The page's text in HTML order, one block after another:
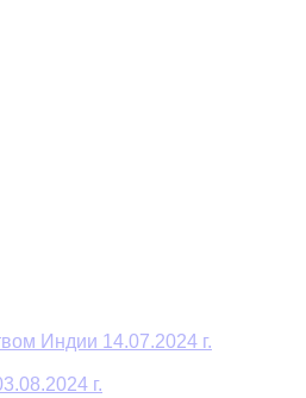
Индии 14.07.2024 г.
г.